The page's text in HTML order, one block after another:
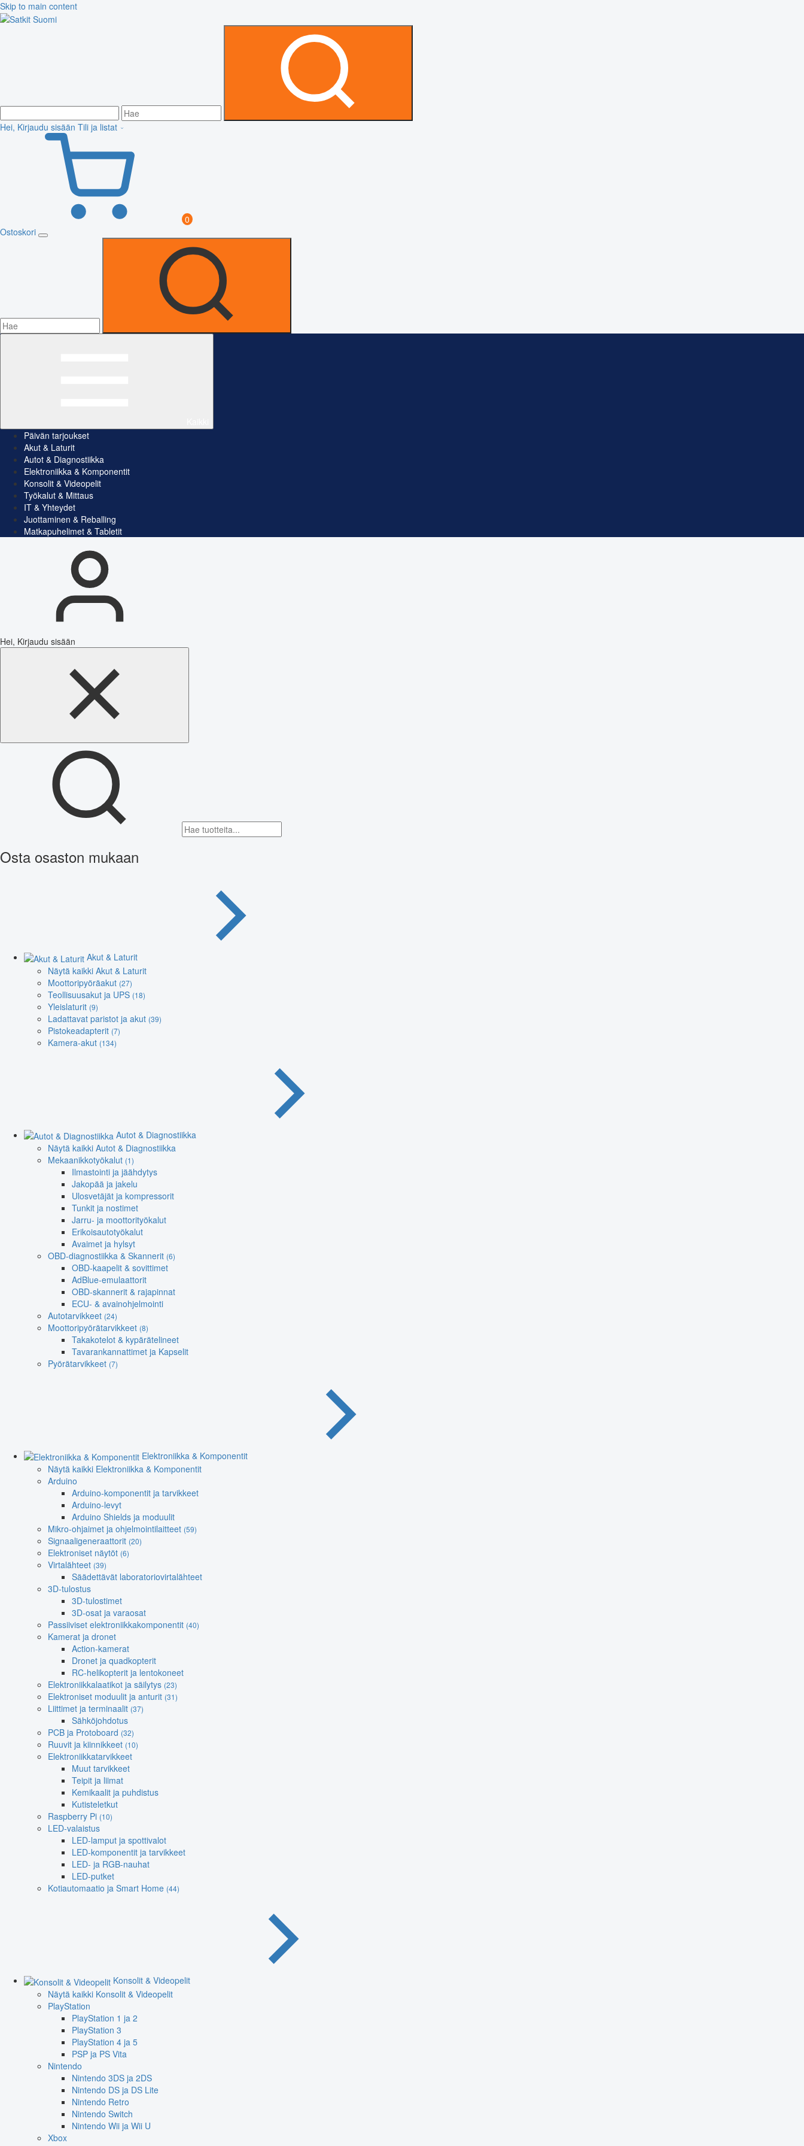
Skip to main content
Hei, Kirjaudu sisään Tili ja listat
0
Ostoskori
Päivän tarjoukset
Akut & Laturit
Autot & Diagnostiikka
Elektroniikka & Komponentit
Konsolit & Videopelit
Työkalut & Mittaus
IT & Yhteydet
Juottaminen & Reballing
Matkapuhelimet & Tabletit
Hei, Kirjaudu sisään
Osta osaston mukaan
Akut & Laturit
Näytä kaikki Akut & Laturit
Moottoripyöräakut (27)
Teollisuusakut ja UPS (18)
Yleislaturit (9)
Ladattavat paristot ja akut (39)
Pistokeadapterit (7)
Kamera-akut (134)
Autot & Diagnostiikka
Näytä kaikki Autot & Diagnostiikka
Mekaanikkotyökalut (1)
Ilmastointi ja jäähdytys
Jakopää ja jakelu
Ulosvetäjät ja kompressorit
Tunkit ja nostimet
Jarru- ja moottorityökalut
Erikoisautotyökalut
Avaimet ja hylsyt
OBD-diagnostiikka & Skannerit (6)
OBD-kaapelit & sovittimet
AdBlue-emulaattorit
OBD-skannerit & rajapinnat
ECU- & avainohjelmointi
Autotarvikkeet (24)
Moottoripyörätarvikkeet (8)
Takakotelot & kypärätelineet
Tavarankannattimet ja Kapselit
Pyörätarvikkeet (7)
Elektroniikka & Komponentit
Näytä kaikki Elektroniikka & Komponentit
Arduino
Arduino-komponentit ja tarvikkeet
Arduino-levyt
Arduino Shields ja moduulit
Mikro-ohjaimet ja ohjelmointilaitteet (59)
Signaaligeneraattorit (20)
Elektroniset näytöt (6)
Virtalähteet (39)
Säädettävät laboratoriovirtalähteet
3D-tulostus
3D-tulostimet
3D-osat ja varaosat
Passiiviset elektroniikkakomponentit (40)
Kamerat ja dronet
Action-kamerat
Dronet ja quadkopterit
RC-helikopterit ja lentokoneet
Elektroniikkalaatikot ja säilytys (23)
Elektroniset moduulit ja anturit (31)
Liittimet ja terminaalit (37)
Sähköjohdotus
PCB ja Protoboard (32)
Ruuvit ja kiinnikkeet (10)
Elektroniikkatarvikkeet
Muut tarvikkeet
Teipit ja liimat
Kemikaalit ja puhdistus
Kutisteletkut
Raspberry Pi (10)
LED-valaistus
LED-lamput ja spottivalot
LED-komponentit ja tarvikkeet
LED- ja RGB-nauhat
LED-putket
Kotiautomaatio ja Smart Home (44)
Konsolit & Videopelit
Näytä kaikki Konsolit & Videopelit
PlayStation
PlayStation 1 ja 2
PlayStation 3
PlayStation 4 ja 5
PSP ja PS Vita
Nintendo
Nintendo 3DS ja 2DS
Nintendo DS ja DS Lite
Nintendo Retro
Nintendo Switch
Nintendo Wii ja Wii U
Xbox